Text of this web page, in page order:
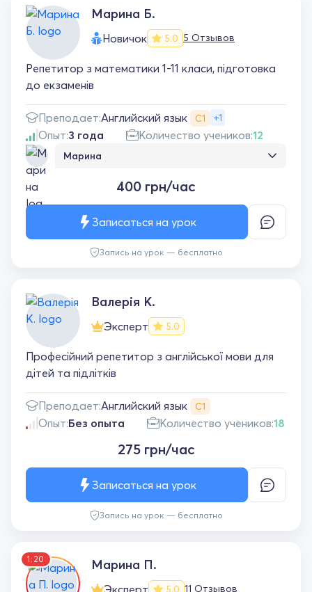
Марина Б.
Новичок 5.0 5 Отзывов
Репетитор з математики 1-11 класи, підготовка
до екзаменів
Преподает:Английский язык С1 +1
Опыт:3 года Количество учеников:12
Марина
спокійно та зрозуміло пояснює матеріал,
На заняттях приємна атмосфера і час
проходить непомітно. Дуже рада, що
займалася саме з нею))
400 грн/час
Запись на урок — бесплатно
Записаться на урок
Валерія К.
Эксперт 5.0
Професійний репетитор з англійської мови для
дітей та підлітків
Преподает:Английский язык С1
Опыт:Без опыта Количество учеников:18
275 грн/час
Запись на урок — бесплатно
Записаться на урок
1:20 Марина П.
Эксперт 5.0 11 Отзывов